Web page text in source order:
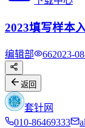
2023填写样本
编辑部 662023-
返回
套针网
010-86469333